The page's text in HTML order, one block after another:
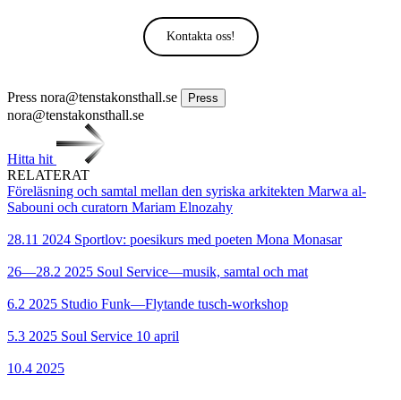
Kontakta oss!
Press nora@tenstakonsthall.se Press
nora@tenstakonsthall.se
Hitta hit
RELATERAT
Föreläsning och samtal mellan den syriska arkitekten Marwa al-
Sabouni och curatorn Mariam Elnozahy
28.11 2024 Sportlov: poesikurs med poeten Mona Monasar
26—28.2 2025 Soul Service—musik, samtal och mat
6.2 2025 Studio Funk—Flytande tusch-workshop
5.3 2025 Soul Service 10 april
10.4 2025